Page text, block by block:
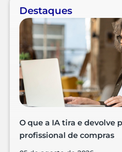
Destaques
O que a IA tira e devolve
profissional de compras